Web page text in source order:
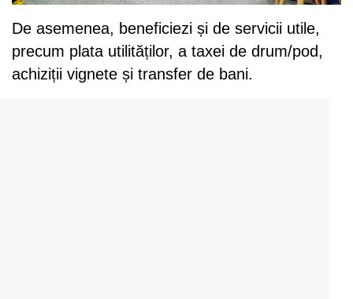
De asemenea, beneficiezi și de servicii utile,
precum plata utilităților, a taxei de drum/pod,
achiziții vignete și transfer de bani.